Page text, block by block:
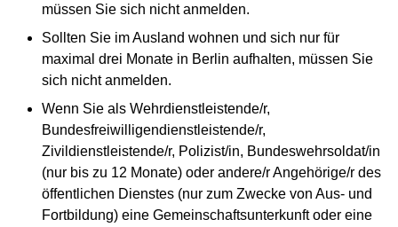
müssen Sie sich nicht anmelden.
Sollten Sie im Ausland wohnen und sich nur für
maximal drei Monate in Berlin aufhalten, müssen Sie
sich nicht anmelden.
Wenn Sie als Wehrdienstleistende/r,
Bundesfreiwilligendienstleistende/r,
Zivildienstleistende/r, Polizist/in, Bundeswehrsoldat/in
(nur bis zu 12 Monate) oder andere/r Angehörige/r des
öffentlichen Dienstes (nur zum Zwecke von Aus- und
Fortbildung) eine Gemeinschaftsunterkunft oder eine